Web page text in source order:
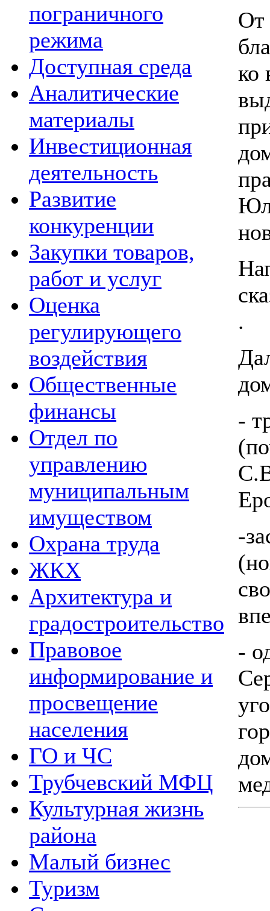
пограничного
режима
Доступная среда
Аналитические
материалы
Инвестиционная
деятельность
Развитие
конкуренции
Закупки товаров,
работ и услуг
Оценка
регулирующего
воздействия
Общественные
финансы
Отдел по
управлению
муниципальным
имуществом
Охрана труда
ЖКХ
Архитектура и
градостроительство
Правовое
информирование и
просвещение
населения
ГО и ЧС
Трубчевский МФЦ
Культурная жизнь
района
Малый бизнес
Туризм
От
ко
.
-
-
-